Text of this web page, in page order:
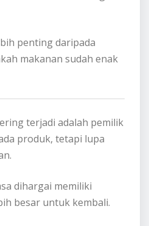
penting daripada
makanan sudah enak
terjadi adalah pemilik
produk, tetapi lupa
dihargai memiliki
besar untuk kembali.